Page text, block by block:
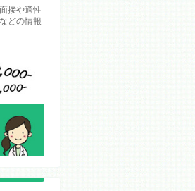
接や適性
どの情報